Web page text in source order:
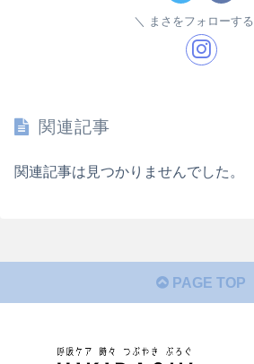
まさをフォローする
関連記事
関連記事は見つかりませんでした。
PAGE TOP